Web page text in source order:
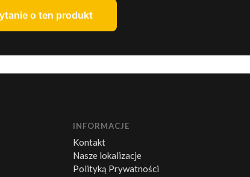
o ten produkt
INFORMACJE
Kontakt
Nasze lokalizacje
Polityką Prywatności